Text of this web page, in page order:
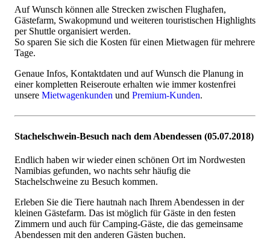
Auf Wunsch können alle Strecken zwischen Flughafen,
Gästefarm, Swakopmund und weiteren touristischen Highlights
per Shuttle organisiert werden.
So sparen Sie sich die Kosten für einen Mietwagen für mehrere
Tage.
Genaue Infos, Kontaktdaten und auf Wunsch die Planung in
einer kompletten Reiseroute erhalten wie immer kostenfrei
unsere Mietwagenkunden und Premium-Kunden.
Stachelschwein-Besuch nach dem Abendessen (05.07.2018)
Endlich haben wir wieder einen schönen Ort im Nordwesten
Namibias gefunden, wo nachts sehr häufig die
Stachelschweine zu Besuch kommen.
Erleben Sie die Tiere hautnah nach Ihrem Abendessen in der
kleinen Gästefarm. Das ist möglich für Gäste in den festen
Zimmern und auch für Camping-Gäste, die das gemeinsame
Abendessen mit den anderen Gästen buchen.